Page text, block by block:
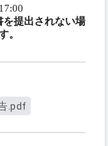
を提出されない場
。
.pdf